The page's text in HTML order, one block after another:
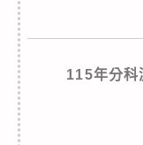
115年分